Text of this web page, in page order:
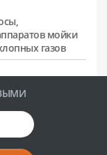
мойки
газов